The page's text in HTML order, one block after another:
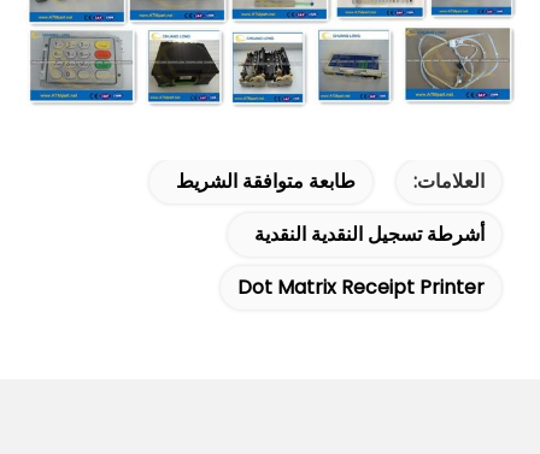
العلامات:
طابعة متوافقة الشريط
أشرطة تسجيل النقدية النقدية
Dot Matrix Receipt Printer